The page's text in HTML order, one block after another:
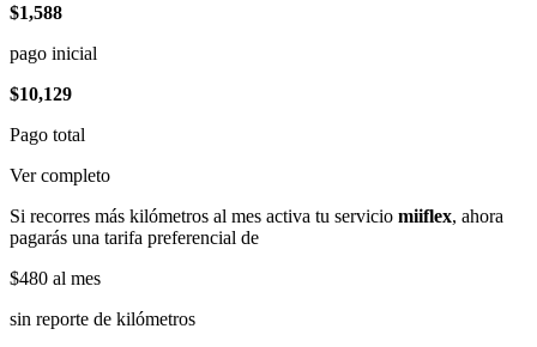
$1,588
pago inicial
$10,129
Pago total
Ver completo
Si recorres más kilómetros al mes activa tu servicio miiflex, ahora
pagarás una tarifa preferencial de
$480 al mes
sin reporte de kilómetros